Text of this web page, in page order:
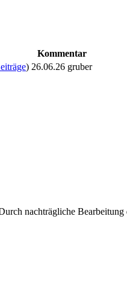
Kommentar
) 26.06.26 gruber
nachträgliche